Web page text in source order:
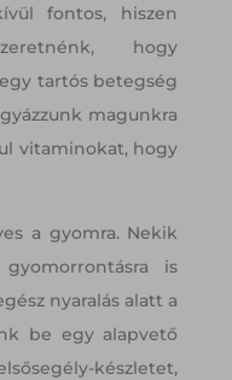
fontos, hiszen
hogy
tartós betegség
magunkra
vitaminokat, hogy
a gyomra. Nekik
is
nyaralás alatt a
be egy alapvető
készletet,